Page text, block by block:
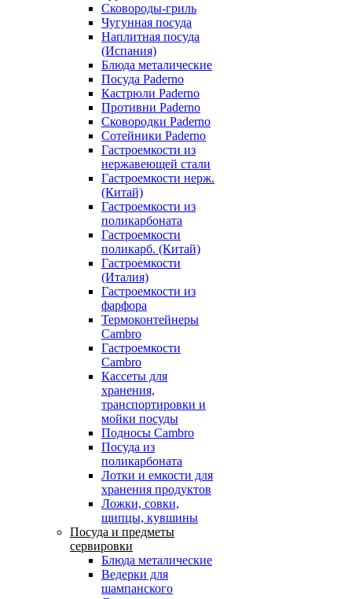
Сковороды-гриль
Чугунная посуда
Наплитная посуда
(Испания)
Блюда металические
Посуда Paderno
Кастрюли Paderno
Противни Paderno
Сковородки Paderno
Сотейники Paderno
Гастроемкости из
нержавеющей стали
Гастроемкости нерж.
(Китай)
Гастроемкости из
поликарбоната
Гастроемкости
поликарб. (Китай)
Гастроемкости
(Италия)
Гастроемкости из
фарфора
Термоконтейнеры
Cambro
Гастроемкости
Cambro
Кассеты для
хранения,
транспортировки и
мойки посуды
Подносы Cambro
Посуда из
поликарбоната
Лотки и емкости для
хранения продуктов
Ложки, совки,
щипцы, кувшины
Посуда и предметы
сервировки
Блюда металические
Ведерки для
шампанского